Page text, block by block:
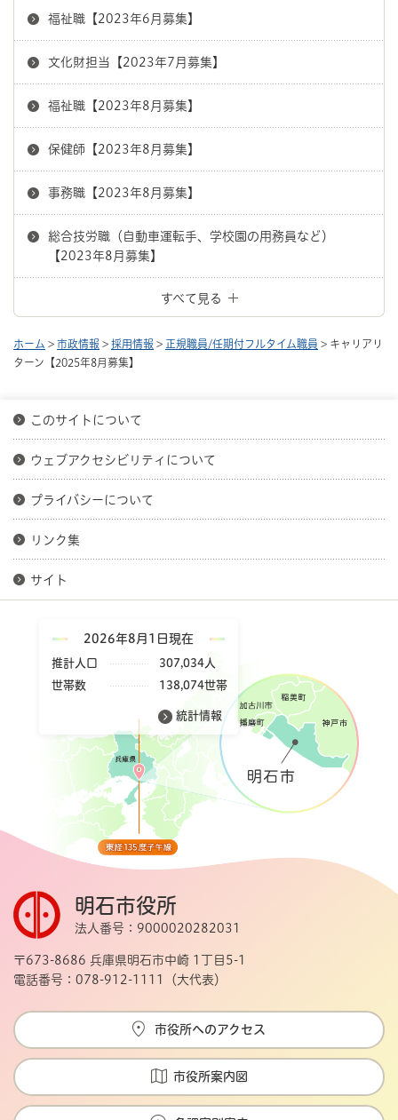
福祉職【2023年6月募集】
文化財担当【2023年7月募集】
福祉職【2023年8月募集】
保健師【2023年8月募集】
事務職【2023年8月募集】
総合技労職（自動車運転手、学校園の用務員など）
【2023年8月募集】
すべて見る
ホーム > 市政情報 > 採用情報 > 正規職員/任期付フルタイム職員 > キャリアリ
ターン【2025年8月募集】
このサイトについて
ウェブアクセシビリティについて
プライバシーについて
リンク集
サイト
2026年8月1日現在
推計人口
307,034人
世帯数
138,074世帯
統計情報
明石市役所
法人番号：9000020282031
〒673-8686 兵庫県明石市中崎 1丁目5-1
電話番号：078-912-1111（大代表）
市役所へのアクセス
市役所案内図